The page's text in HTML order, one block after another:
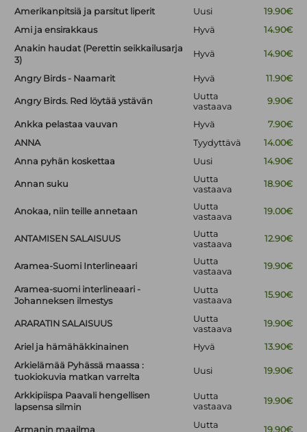
Amerikanpitsiä ja parsitut liperit Uusi
19.90€
Ami ja ensirakkaus
Hyvä
14.90€
Anakin haudat (Perettin seikkailusarja
3)
Hyvä 14.90€
Angry Birds - Naamarit Hyvä 11.90€
Angry Birds. Red löytää ystävän
Uutta
vastaava
9.90€
Ankka pelastaa vauvan Hyvä
7.90€
ANNA
Tyydyttävä
14.00€
Anna pyhän koskettaa
Uusi 14.90€
Annan suku
Uutta
vastaava
18.90€
Anokaa, niin teille annetaan
Uutta
vastaava
19.00€
ANTAMISEN SALAISUUS
Uutta
vastaava
12.90€
Aramea-Suomi Interlineaari
Uutta
vastaava
19.90€
Aramea-suomi interlineaari -
Johanneksen ilmestys
Uutta
vastaava
15.90€
ARARATIN SALAISUUS
Uutta
vastaava
19.90€
Ariel ja hämähäkkinainen Hyvä
13.90€
Arkielämää Pyhässä maassa :
tuokiokuvia matkan varrelta
Uusi 19.90€
Arkkipiispa Paavali hengellisen
lapsensa silmin
Uutta
vastaava
19.90€
Armanin maailma
Uutta
19.90€